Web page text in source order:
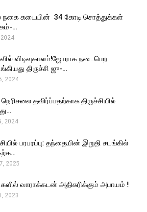
நகை கடையின் ₹ 34 கோடி சொத்துக்கள்
…
2024
விடிவுகாலம்!ஜோராக நடைபெற
திருச்சி ஜு-…
2024
தவிர்ப்பதற்காக திருச்சியில்
2024
பரபரப்பு: தந்தையின் இறுதி சடங்கில்
2025
வாராக்கடன் அதிகரிக்கும் அபாயம் !
2023